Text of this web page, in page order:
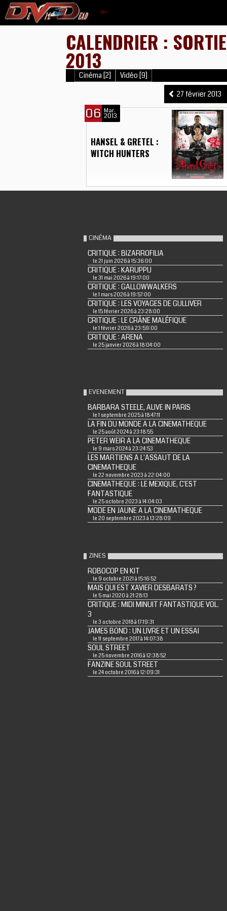
CALENDRIER :
2013
Cinéma [2] Vidéo [9]
27 février 2013
06 Mar.
2013
HANSEL & GRETEL :
WITCH HUNTERS
CINÉMA
CRITIQUE : BIZARROFILIA
le 21 juin 2026 à 15:36:00
CRITIQUE : KARUPPU
le 31 mai 2026 à 19:17:00
CRITIQUE : GALLOWWALKERS
le 1 mars 2026 à 19:57:00
CRITIQUE : LES VOYAGES DE GULLIVER
le 15 février 2026 à 23:28:00
CRITIQUE : LE CRÂNE MALÉFIQUE
le 1 février 2026 à 23:59:00
CRITIQUE : ARENA
le 25 janvier 2026 à 18:04:00
EVENEMENT
BARBARA STEELE, ALIVE IN PARIS
le 1 septembre 2025 à 18:47:11
LA FIN DU MONDE A LA CINEMATHEQUE
le 25 août 2024 à 23:18:55
PETER WEIR A LA CINEMATHEQUE
le 9 mars 2024 à 23:24:53
LES MARTIENS A L'ASSAUT DE LA
CINEMATHEQUE
le 22 novembre 2023 à 22:04:00
CINEMATHEQUE : LE MEXIQUE, C'EST
FANTASTIQUE
le 25 octobre 2023 à 14:04:03
MODE EN JAUNE A LA CINEMATHEQUE
le 20 septembre 2023 à 13:28:09
ZINES
ROBOCOP EN KIT
le 9 octobre 2021 à 15:16:52
MAIS QUI EST XAVIER DESBARATS ?
le 5 mai 2020 à 21:28:13
CRITIQUE : MIDI MINUIT FANTASTIQUE VOL.
3
le 3 octobre 2018 à 17:19:31
JAMES BOND : UN LIVRE ET UN ESSAI
le 11 septembre 2017 à 14:07:38
SOUL STREET
le 25 novembre 2016 à 12:38:52
FANZINE SOUL STREET
le 24 octobre 2016 à 12:09:31